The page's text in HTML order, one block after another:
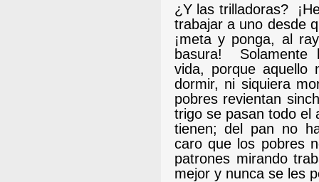
¿Y las trilladoras?
trabajar a uno desde
¡meta y ponga, al
basura!
Solamente
vida, porque aquello
dormir, ni siquiera
pobres revientan
trigo se pasan todo el
tienen; del pan no
caro que los pobres
patrones mirando
mejor y nunca se les